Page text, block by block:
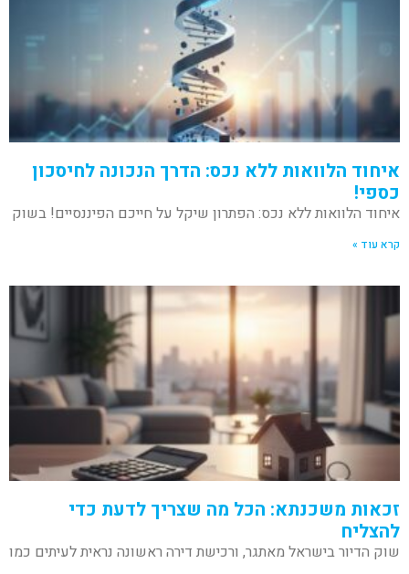
איחוד הלוואות ללא נכס: הדרך הנכונה לחיסכון
כספי!
איחוד הלוואות ללא נכס: הפתרון שיקל על חייכם הפיננסיים! בשוק
קרא עוד »
זכאות משכנתא: הכל מה שצריך לדעת כדי
להצליח
שוק הדיור בישראל מאתגר, ורכישת דירה ראשונה נראית לעיתים כמו